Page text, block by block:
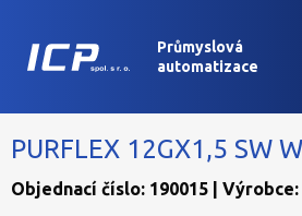
Průmyslová
automatizace
PURFLEX 12GX1,5 SW
Objednací číslo: 190015 |